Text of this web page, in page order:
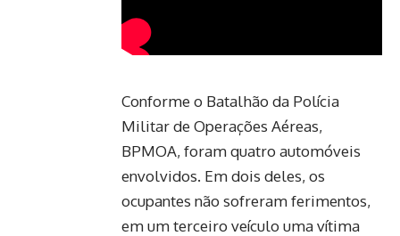
Conforme o Batalhão da Polícia
Militar de Operações Aéreas,
BPMOA, foram quatro automóveis
envolvidos. Em dois deles, os
ocupantes não sofreram ferimentos,
em um terceiro veículo uma vítima